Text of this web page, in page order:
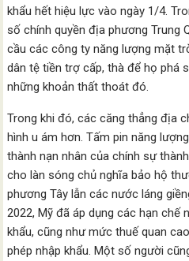
khẩu hết hiệu lực vào ngày 1/4.
số chính quyền địa phương Trung
cầu các công ty năng lượng mặt
dân tệ tiền trợ cấp, thà để họ phá
những khoản thất thoát đó.
Trong khi đó, các căng thẳng địa
hình u ám hơn. Tấm pin năng
thành nạn nhân của chính sự
cho làn sóng chủ nghĩa bảo hộ
phương Tây lẫn các nước láng
2022, Mỹ đã áp dụng các hạn chế
khẩu, cũng như mức thuế quan
phép nhập khẩu. Một số người